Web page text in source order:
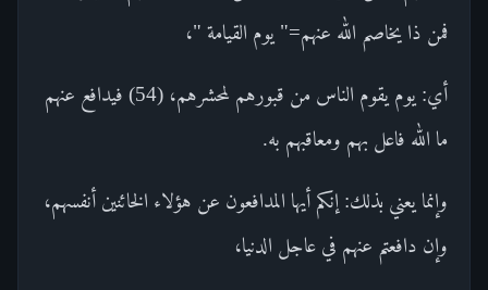
فمن ذا يخاصم الله عنهم=" يوم القيامة "،
أي: يوم يقوم الناس من قبورهم لمحشرهم، (54) فيدافع عنهم
ما الله فاعل بهم ومعاقبهم به.
وإنما يعني بذلك: إنكم أيها المدافعون عن هؤلاء الخائنين أنفسهم،
وإن دافعتم عنهم في عاجل الدنيا،